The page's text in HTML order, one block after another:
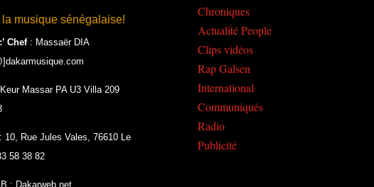
musique sénégalaise!
Chef: Massaër DIA
Massar PA U3 Villa 209
: 10, Rue Jules Vales, 76610 Le
58 38 82
: Dakarweb.net
Chroniques
Actualité People
Clips vidéos
Rap Galsen
International
Communiqués
Radio
Publicité